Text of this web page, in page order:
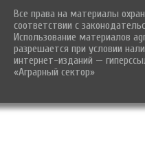
Все права на материалы
соответствии с
Использование материалов
разрешается при условии
интернет-изданий —
«Аграрный сектор»